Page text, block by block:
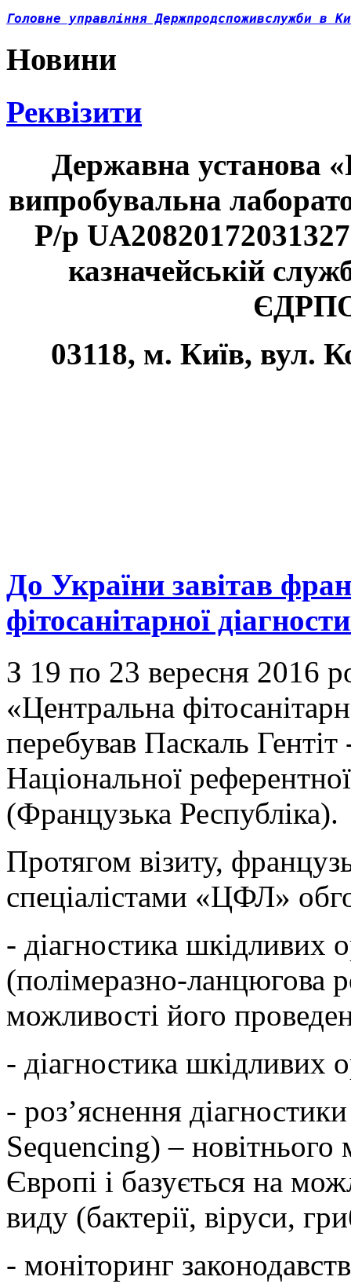
Головне управління Держпродспоживслужби в
Новини
Реквізити
Державна установа
випробувальна
Р/р
казначейській
03118, м. Київ, вул.
До України завітав
фітосанітарної
З 19 по 23 вересня 2016
«Центральна
перебував Паскаль
Національної
(Французька Республіка).
Протягом візиту,
спеціалістами «ЦФЛ»
- діагностика шкідливих
(полімеразно-ланцюгова
можливості його
- діагностика шкідливих
- роз’яснення
Sequencing) –
Європі і базується на
виду (бактерії, віруси,
- моніторинг